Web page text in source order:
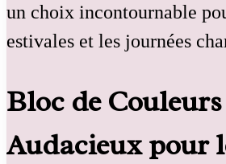
un choix incontournable
estivales et les journées
Bloc de Couleurs
Audacieux pour